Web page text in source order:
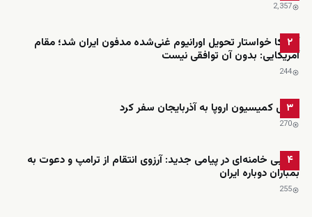
2٬357
۲
آمریکا خواستار تحویل اورانیوم غنی‌شده مدفون ایران شد؛ مقام
آمریکایی: بدون آن توافقی نیست
244
۳
رئیس کمیسیون اروپا به آذربایجان سفر کرد
270
۴
مجتبی خامنه‌ای در پیامی جدید: آرزوی انتقام از ترامپ و دعوت به
بمباران دوباره ایران
255